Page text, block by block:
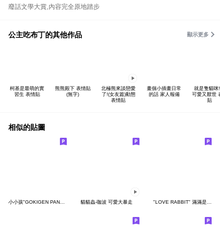
廢話文學大賞,內容完全原地踏步
公主吃布丁的其他作品 顯示更多
柯基是最萌的實
習生 表情貼
熊熊殿下 表情貼
(無字)
北極熊來談戀愛
了!(女友篇)動態
表情貼
畫個小插畫日常
的話 家人報備
就是隻貓咪
可愛又厭世
貼
相似的貼圖
小小孩"GOKIGEN PANDA" 台灣版 貓貓蟲-咖波 可愛大暴走 "LOVE RABBIT" 滿滿是愛 台灣版